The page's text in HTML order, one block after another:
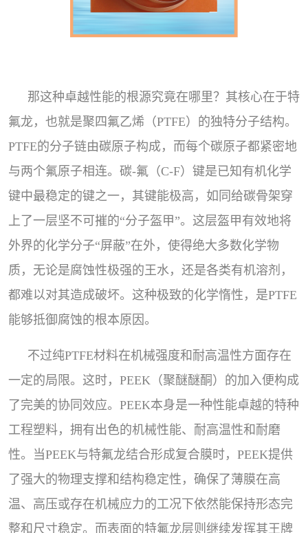
那这种卓越性能的根源究竟在哪里？其核心在于特
氟龙，也就是聚四氟乙烯（PTFE）的独特分子结构。
PTFE的分子链由碳原子构成，而每个碳原子都紧密地
与两个氟原子相连。碳-氟（C-F）键是已知有机化学
键中最稳定的键之一，其键能极高，如同给碳骨架穿
上了一层坚不可摧的“分子盔甲”。这层盔甲有效地将
外界的化学分子“屏蔽”在外，使得绝大多数化学物
质，无论是腐蚀性极强的王水，还是各类有机溶剂，
都难以对其造成破坏。这种极致的化学惰性，是PTFE
能够抵御腐蚀的根本原因。
不过纯PTFE材料在机械强度和耐高温性方面存在
一定的局限。这时，PEEK（聚醚醚酮）的加入便构成
了完美的协同效应。PEEK本身是一种性能卓越的特种
工程塑料，拥有出色的机械性能、耐高温性和耐磨
性。当PEEK与特氟龙结合形成复合膜时，PEEK提供
了强大的物理支撑和结构稳定性，确保了薄膜在高
温、高压或存在机械应力的工况下依然能保持形态完
整和尺寸稳定。而表面的特氟龙层则继续发挥其王牌